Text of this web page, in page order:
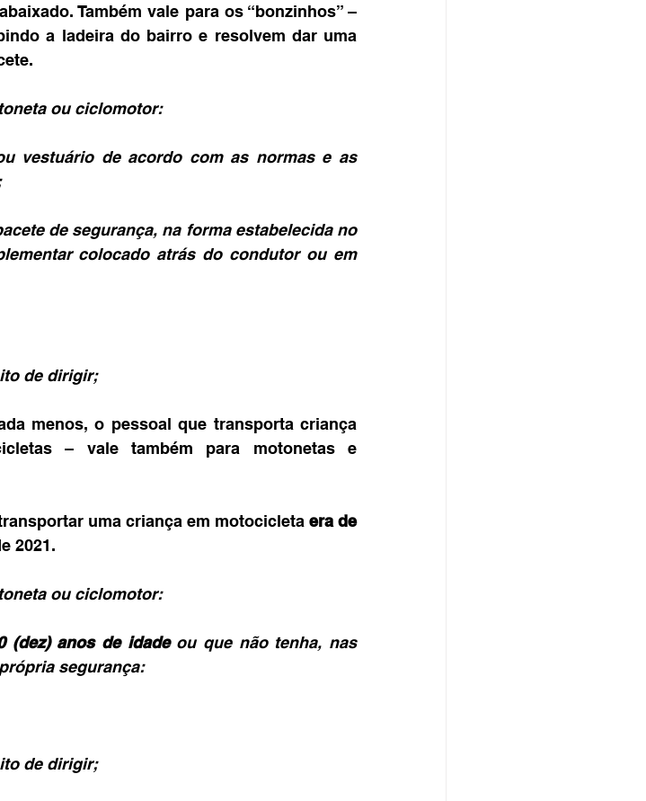
Também vale para os “bonzinhos” –
a ladeira do bairro e resolvem dar uma
ou ciclomotor:
vestuário de acordo com as normas e as
de segurança, na forma estabelecida no
colocado atrás do condutor ou em
de dirigir;
menos, o pessoal que transporta criança
– vale também para motonetas e
uma criança em motocicleta era de
2021.
ou ciclomotor:
(dez) anos de idade ou que não tenha, nas
segurança:
de dirigir;